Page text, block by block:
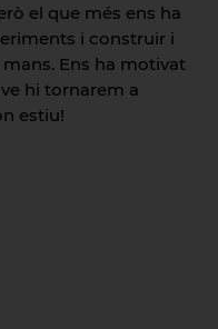
el que més ens ha
i construir i
Ens ha motivat
hi tornarem a
estiu!